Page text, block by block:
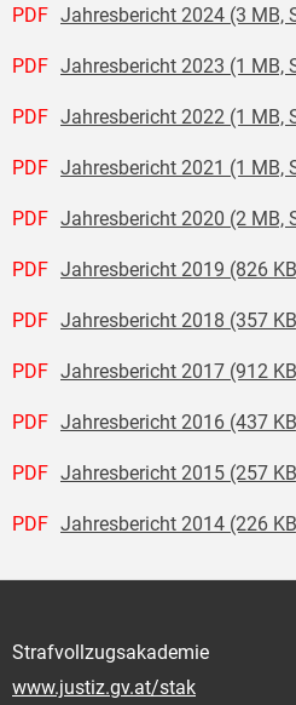
PDF Jahresbericht 2024 (3 MB,
PDF Jahresbericht 2023 (1 MB,
PDF Jahresbericht 2022 (1 MB,
PDF Jahresbericht 2021 (1 MB,
PDF Jahresbericht 2020 (2 MB,
PDF Jahresbericht 2019 (826
PDF Jahresbericht 2018 (357
PDF Jahresbericht 2017 (912
PDF Jahresbericht 2016 (437
PDF Jahresbericht 2015 (257
PDF Jahresbericht 2014 (226
Strafvollzugsakademie
www.justiz.gv.at/stak